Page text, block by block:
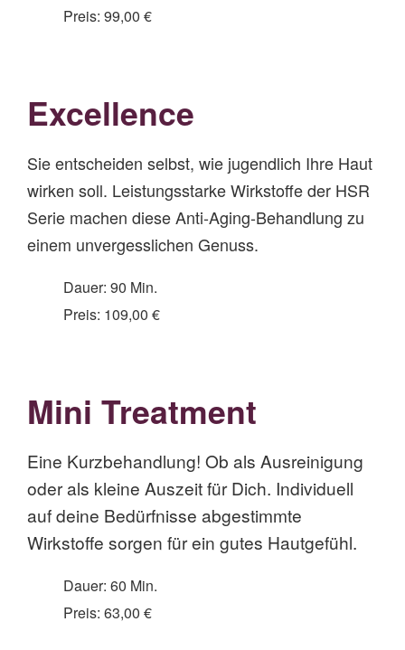
Preis: 99,00 €
Excellence
Sie entscheiden selbst, wie jugendlich Ihre Haut
wirken soll. Leistungsstarke Wirkstoffe der HSR
Serie machen diese Anti-Aging-Behandlung zu
einem unvergesslichen Genuss.
Dauer: 90 Min.
Preis: 109,00 €
Mini Treatment
Eine Kurzbehandlung! Ob als Ausreinigung
oder als kleine Auszeit für Dich. Individuell
auf deine Bedürfnisse abgestimmte
Wirkstoffe sorgen für ein gutes Hautgefühl.
Dauer: 60 Min.
Preis: 63,00 €